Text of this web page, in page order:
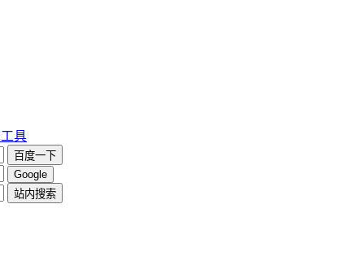
具
百度一下
Google
站内搜索